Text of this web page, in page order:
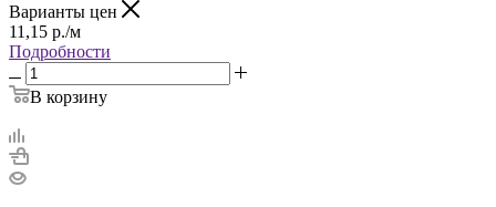
Варианты цен
11,15 р./м
Подробности
В корзину